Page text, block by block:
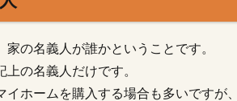
家の名義人が誰かということです。
の名義人だけです。
イホームを購入する場合も多いですが